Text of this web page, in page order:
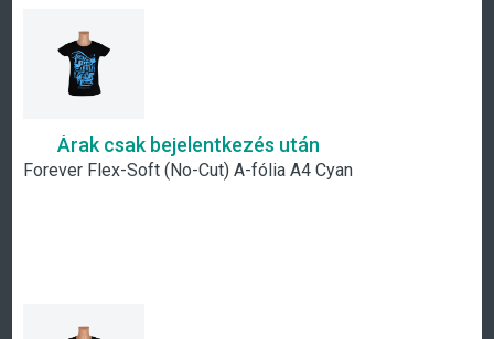
Árak csak bejelentkezés után
Forever Flex-Soft (No-Cut) A-fólia A4 Cyan